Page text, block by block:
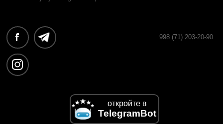
998 (71) 203-20-90
откройте в
TelegramBot